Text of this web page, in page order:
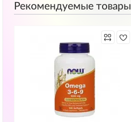
Рекомендуемые товары